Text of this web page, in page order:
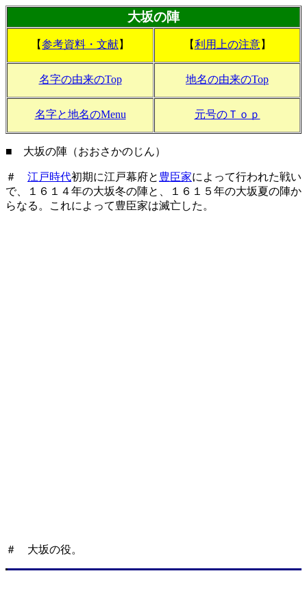
大坂の陣
【参考資料・文献】 【利用上の注意】
名字の由来のTop 地名の由来のTop
名字と地名のMenu 元号のＴｏｐ
■ 大坂の陣（おおさかのじん）
＃ 江戸時代初期に江戸幕府と 豊臣家によって行われた戦い
で、１６１４年の大坂冬の陣と、１６１５年の大坂夏の陣か
らなる。これによって豊臣家は滅亡した。
＃ 大坂の役。